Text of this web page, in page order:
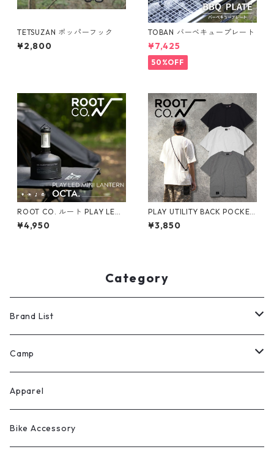
TETSUZAN ポッパーフック
¥2,800
TOBAN バーベキュープレート
¥7,425
50%OFF
ROOT CO. ルート PLAY LED
MINI LANTERN OCTA. ルート
コー LEDランタン
¥4,950
PLAY UTILITY BACK POCKET
Plain T-Shirts
¥3,850
Category
Brand List
ROOT CO.
H.A.K.U
escargot （北沢株式会社）
Camp
テント
シュラフ・コット・マット
Apparel
Bike Accessory